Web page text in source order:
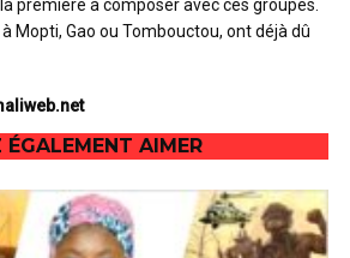
la première à composer avec ces groupes.
Mopti, Gao ou Tombouctou, ont déjà dû
ÉGALEMENT AIMER